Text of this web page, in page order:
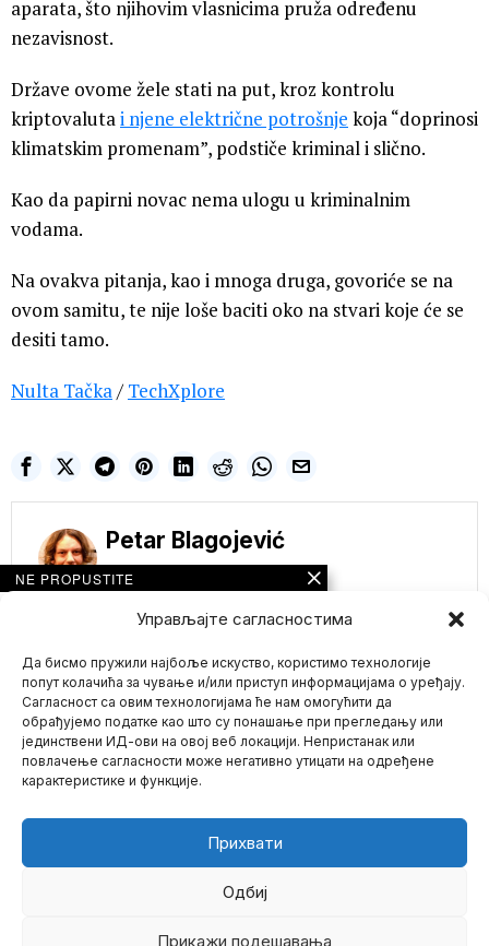
Управљајте сагласностима
Да бисмо пружили најбоље искуство, користимо технологије
попут колачића за чување и/или приступ информацијама о уређају.
Сагласност са овим технологијама ће нам омогућити да
обрађујемо податке као што су понашање при прегледању или
јединствени ИД-ови на овој веб локацији. Непристанак или
повлачење сагласности може негативно утицати на одређене
карактеристике и функције.
Прихвати
Одбиј
Прикажи подешавања
aparata, što njihovim vlasnicima pruža određenu
nezavisnost.
Države ovome žele stati na put, kroz kontrolu
kriptovalutai njene električne potrošnje koja “doprinosi
klimatskim promenam”, podstiče kriminal i slično.
Kao da papirni novac nema ulogu u kriminalnim
vodama.
Na ovakva pitanja, kao i mnoga druga, govoriće se na
ovom samitu, te nije loše baciti oko na stvari koje će se
desiti tamo.
Nulta Tačka/ TechXplore
Petar Blagojević
Mario zna Youtube
NE PROPUSTITE
Америчка помоћ
Украјини у колапсу:
нестале у „црном
фонду“ за
Вашингтонску
политичку
машинерију
Америчка агенција за
међународни развој
(УСАИД), дуго главни
Humanoidni roboti
već rade u fabrici
BMW-a: Počinje nova
era veštačke
inteligencije